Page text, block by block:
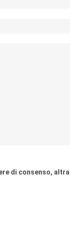
di consenso,